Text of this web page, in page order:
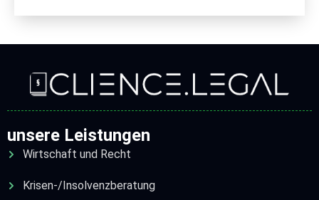
unsere Leistungen
Wirtschaft und Recht
Krisen-/Insolvenzberatung